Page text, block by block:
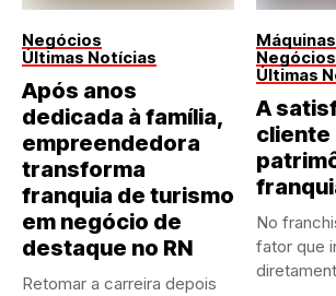
Negócios
Últimas Notícias
Após anos
dedicada à família,
empreendedora
transforma
franquia de turismo
em negócio de
destaque no RN
Retomar a carreira depois
Negócios
Últimas
A
cliente
No
fator que